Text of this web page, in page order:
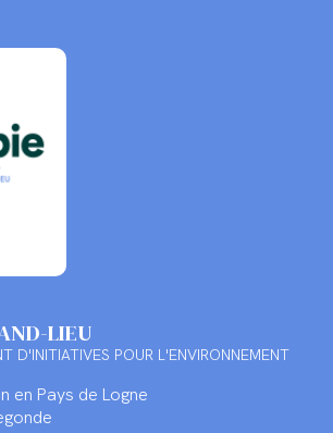
LIEU
D'INITIATIVES POUR L'ENVIRONNEMENT
en Pays de Logne